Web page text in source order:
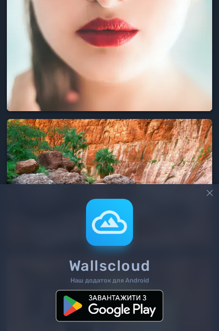
/ 217

Wallscloud
Наш додаток для Android